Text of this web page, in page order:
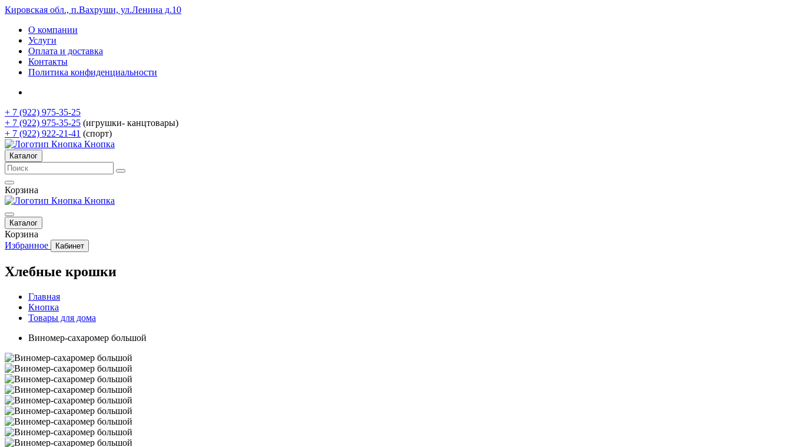
Кировская обл., п.Вахруши, ул.Ленина д.10
О компании
Услуги
Оплата и доставка
Контакты
Политика конфиденциальности
+ 7 (922) 975-35-25
+ 7 (922) 975-35-25 (игрушки- канцтовары)
+ 7 (922) 922-21-41 (спорт)
Кнопка
Каталог
Корзина
Кнопка
Каталог
Корзина
Избранное
Кабинет
Хлебные крошки
Главная
Кнопка
Товары для дома
Виномер-сахаромер большой